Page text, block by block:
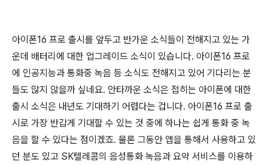
아이폰16 프로 출시를 앞두고 반가운 소식들이 전해지고 있는 가
운데 배터리에 대한 업그레이드 소식이 있습니다. 아이폰16 프로
에 인공지능과 통화중 녹음 등 소식도 전해지고 있어 기다리는 분
들도 많지 않을까 싶네요. 안타까운 소식은 접히는 아이폰에 대한
출시 소식은 내년도 기대하기 어렵다는 겁니다. 아이폰16 프로 출
시로 가장 반갑게 기대할 수 있는 것 중에 하나는 쉽게 통화 중 녹
음을 할 수 있다는 점이겠죠. 물론 그동안 앱을 통해서 사용하고 있
던 분도 있고 SK텔레콤의 음성통화 녹음과 요약 서비스를 이용하